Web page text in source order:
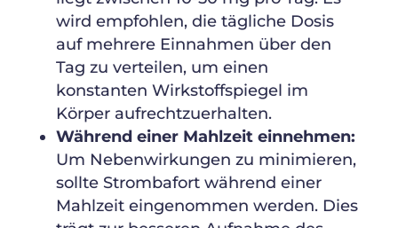
wird empfohlen, die tägliche Dosis
auf mehrere Einnahmen über den
Tag zu verteilen, um einen
konstanten Wirkstoffspiegel im
Körper aufrechtzuerhalten.
Während einer Mahlzeit einnehmen:
Um Nebenwirkungen zu minimieren,
sollte Strombafort während einer
Mahlzeit eingenommen werden. Dies